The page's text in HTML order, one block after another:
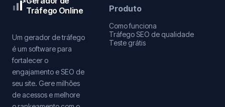
Tráfego Online
Um gerador de tráfego
é um software para
fortalecer o
engajamento e SEO de
seu site. Gere milhões
de acessos e melhore
Produto
Como funciona
Tráfego SEO de qualidade
Teste grátis